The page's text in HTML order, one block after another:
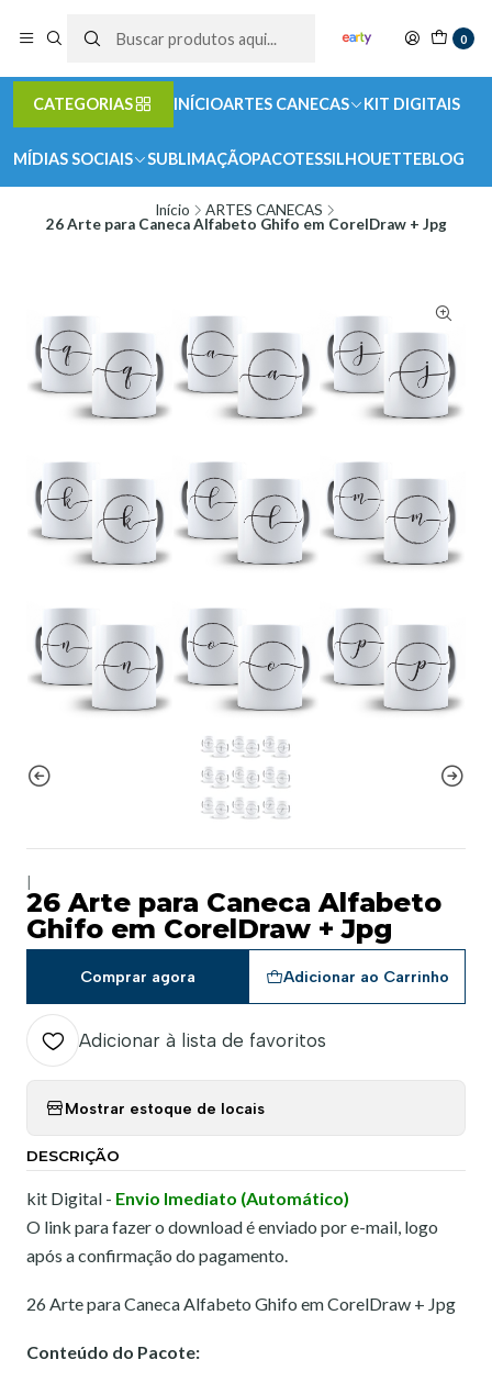
0
CATEGORIAS INÍCIOARTES CANECAS KIT DIGITAIS
MÍDIAS SOCIAIS SUBLIMAÇÃOPACOTESSILHOUETTEBLOG
Início
ARTES CANECAS
26 Arte para Caneca Alfabeto Ghifo em CorelDraw + Jpg
26 Arte para Caneca Alfabeto
Ghifo em CorelDraw + Jpg
Adicionar ao Carrinho
Comprar agora
Adicionar à lista de favoritos
Mostrar estoque de locais
DESCRIÇÃO
kit Digital - Envio Imediato (Automático)
O link para fazer o download é enviado por e-mail, logo
após a confirmação do pagamento.
26 Arte para Caneca Alfabeto Ghifo em CorelDraw + Jpg
Conteúdo do Pacote: